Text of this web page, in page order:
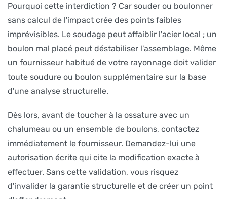
Pourquoi cette interdiction ? Car souder ou boulonner
sans calcul de l'impact crée des points faibles
imprévisibles. Le soudage peut affaiblir l'acier local ; un
boulon mal placé peut déstabiliser l'assemblage. Même
un fournisseur habitué de votre rayonnage doit valider
toute soudure ou boulon supplémentaire sur la base
d'une analyse structurelle.
Dès lors, avant de toucher à la ossature avec un
chalumeau ou un ensemble de boulons, contactez
immédiatement le fournisseur. Demandez-lui une
autorisation écrite qui cite la modification exacte à
effectuer. Sans cette validation, vous risquez
d'invalider la garantie structurelle et de créer un point